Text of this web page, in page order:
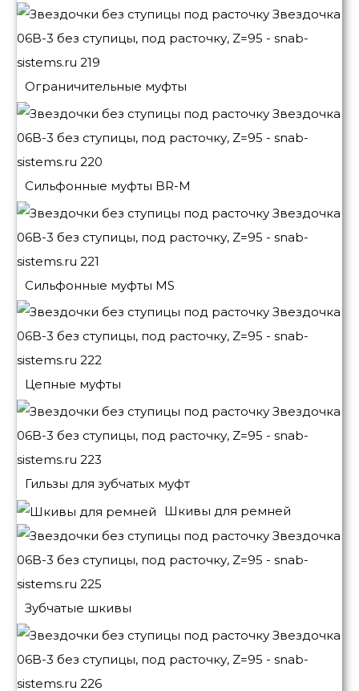
Ограничительные муфты
Сильфонные муфты BR-M
Сильфонные муфты MS
Цепные муфты
Гильзы для зубчатых муфт
Шкивы для ремней
Зубчатые шкивы